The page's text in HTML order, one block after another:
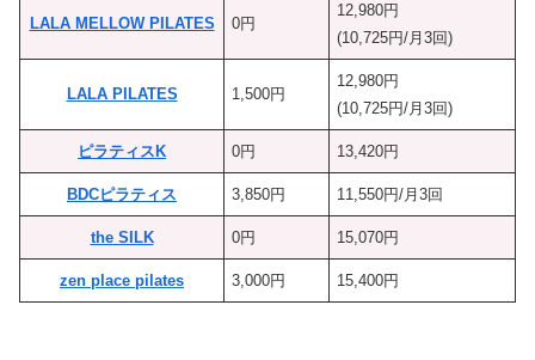
LALA MELLOW PILATES 0円
12,980円
(10,725円/月3回)
LALA PILATES 1,500円
12,980円
(10,725円/月3回)
ピラティスK 0円 13,420円
BDCピラティス 3,850円 11,550円/月3回
the SILK 0円 15,070円
zen place pilates 3,000円 15,400円